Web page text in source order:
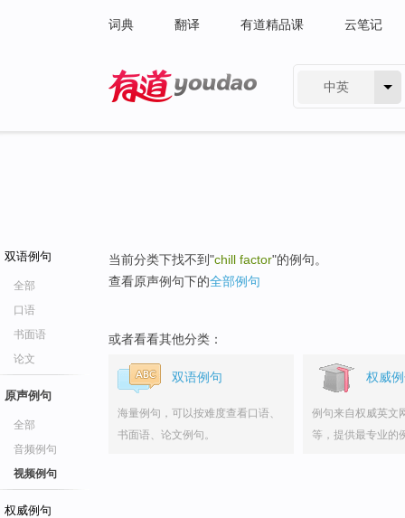
词典 翻译 有道精品课 云笔记
中英
双语例句
全部
口语
书面语
论文
原声例句
全部
音频例句
视频例句
权威例句
当前分类下找不到"chill factor"的例句。
查看原声例句下的全部例句
或者看看其他分类：
双语例句
海量例句，可以按难度查看口语、
书面语、论文例句。
权威
例句来自权威英文
等，提供最专业的